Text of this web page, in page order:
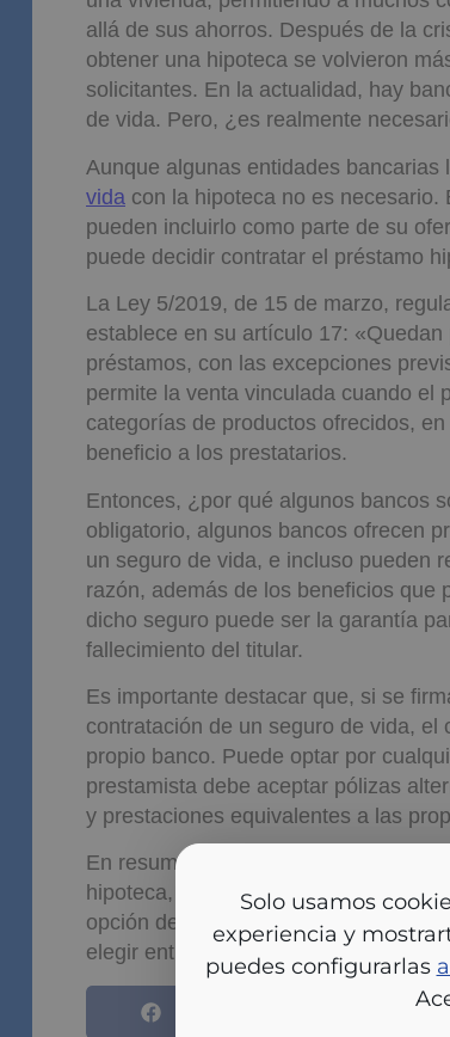
Solo usamos cookies
y mostrarte nuestra
aquío aceptarlas
allá de sus ahorros. Después de la
obtener una hipoteca se volvieron
solicitantes. En la actualidad, hay
de vida. Pero, ¿es realmente
Aunque algunas entidades
vida con la hipoteca no es
pueden incluirlo como parte de su
puede decidir contratar el préstamo
La Ley 5/2019, de 15 de marzo,
establece en su artículo 17:
préstamos, con las excepciones
permite la venta vinculada cuando el
categorías de productos ofrecidos,
beneficio a los prestatarios.
Entonces, ¿por qué algunos bancos
obligatorio, algunos bancos ofrecen
un seguro de vida, e incluso pueden
razón, además de los beneficios que
dicho seguro puede ser la garantía
fallecimiento del titular.
Es importante destacar que, si se
contratación de un seguro de vida,
propio banco. Puede optar por
prestamista debe aceptar pólizas
y prestaciones equivalentes a las
En resumen, aunque algunos bancos
hipoteca, no es obligatorio tenerlo ni
opción de decidir si desean contratar
elegir entre las opciones disponibles